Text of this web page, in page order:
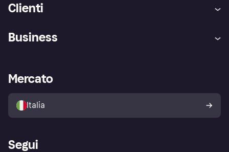
Clienti
Assistenza
Esplora i negozi
Politica di protezione
dell'acquirente Klarna
Business
Accesso aziende
Mercato
Italia
Segui